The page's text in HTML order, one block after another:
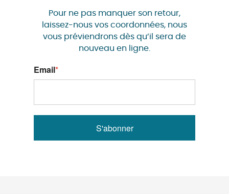
Pour ne pas manquer son retour,
laissez-nous vos coordonnées, nous
vous préviendrons dès qu’il sera de
nouveau en ligne.
Email*
S'abonner